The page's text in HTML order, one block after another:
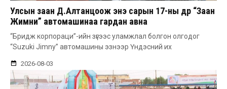
Улсын заан Д.Алтанцоож энэ сарын 17-ны өдөр “Заан
Жимни” автомашинаа гардан авна
“Бридж корпораци”-ийн зүгээс уламжлал болгон олгодог
“Suzuki Jimny” автомашины эзнээр Үндэсний их
2026-08-03